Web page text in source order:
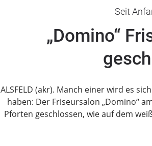
Seit
„Domino“
ALSFELD (akr). Manch einer wird es
haben: Der Friseursalon „Domino“
Pforten geschlossen, wie auf dem